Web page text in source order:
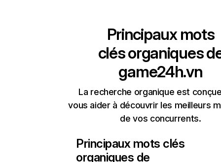
Principaux mots
clés organiques
game24h.vn
La recherche organique est
vous aider à découvrir les meilleurs
de vos concurrents.
Principaux mots clés
organiques de